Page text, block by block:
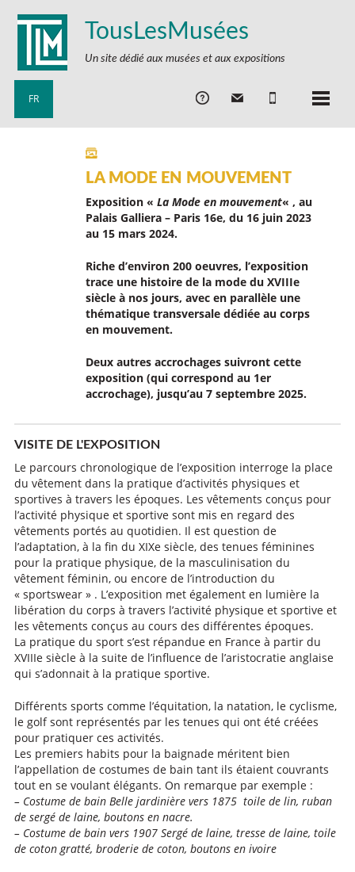
TousLesMusées
Un site dédié aux musées et aux expositions
FR
LA MODE EN MOUVEMENT
Exposition « La Mode en mouvement« , au
Palais Galliera – Paris 16e, du 16 juin 2023
au 15 mars 2024.
Riche d’environ 200 oeuvres, l’exposition
trace une histoire de la mode du XVIIIe
siècle à nos jours, avec en parallèle une
thématique transversale dédiée au corps
en mouvement.
Deux autres accrochages suivront cette
exposition (qui correspond au 1er
accrochage), jusqu’au 7 septembre 2025.
VISITE DE L'EXPOSITION
Le parcours chronologique de l’exposition interroge la place
du vêtement dans la pratique d’activités physiques et
sportives à travers les époques. Les vêtements conçus pour
l’activité physique et sportive sont mis en regard des
vêtements portés au quotidien. Il est question de
l’adaptation, à la fin du XIXe siècle, des tenues féminines
pour la pratique physique, de la masculinisation du
vêtement féminin, ou encore de l’introduction du
« sportswear » . L’exposition met également en lumière la
libération du corps à travers l’activité physique et sportive et
les vêtements conçus au cours des différentes époques.
La pratique du sport s’est répandue en France à partir du
XVIIIe siècle à la suite de l’influence de l’aristocratie anglaise
qui s’adonnait à la pratique sportive.
Différents sports comme l’équitation, la natation, le cyclisme,
le golf sont représentés par les tenues qui ont été créées
pour pratiquer ces activités.
Les premiers habits pour la baignade méritent bien
l’appellation de costumes de bain tant ils étaient couvrants
tout en se voulant élégants. On remarque par exemple :
– Costume de bain Belle jardinière vers 1875 toile de lin, ruban
de sergé de laine, boutons en nacre.
– Costume de bain vers 1907 Sergé de laine, tresse de laine, toile
de coton gratté, broderie de coton, boutons en ivoire